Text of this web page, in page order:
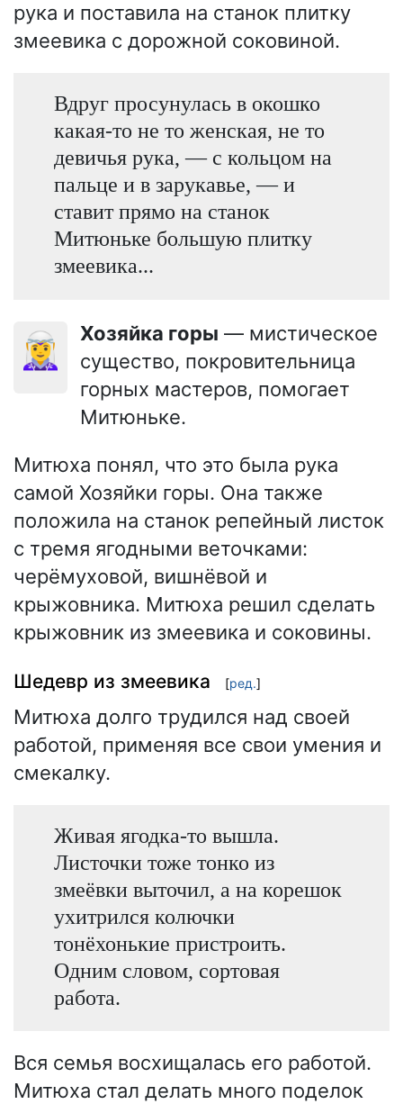
рука и поставила на станок плитку
змеевика с дорожной соковиной.
Вдруг просунулась в окошко
какая-то не то женская, не то
девичья рука, — с кольцом на
пальце и в зарукавье, — и
ставит прямо на станок
Митюньке большую плитку
змеевика...
🧝‍♀️ Хозяйка горы — мистическое
существо, покровительница
горных мастеров, помогает
Митюньке.
Митюха понял, что это была рука
самой Хозяйки горы. Она также
положила на станок репейный листок
с тремя ягодными веточками:
черёмуховой, вишнёвой и
крыжовника. Митюха решил сделать
крыжовник из змеевика и соковины.
Шедевр из змеевика [ред.]
Митюха долго трудился над своей
работой, применяя все свои умения и
смекалку.
Живая ягодка-то вышла.
Листочки тоже тонко из
змеёвки выточил, а на корешок
ухитрился колючки
тонёхонькие пристроить.
Одним словом, сортовая
работа.
Вся семья восхищалась его работой.
Митюха стал делать много поделок